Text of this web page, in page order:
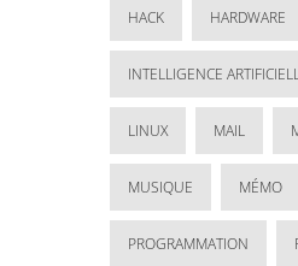
HACK HARDWARE
INTELLIGENCE
LINUX MAIL
MUSIQUE MÉMO
PROGRAMMATION